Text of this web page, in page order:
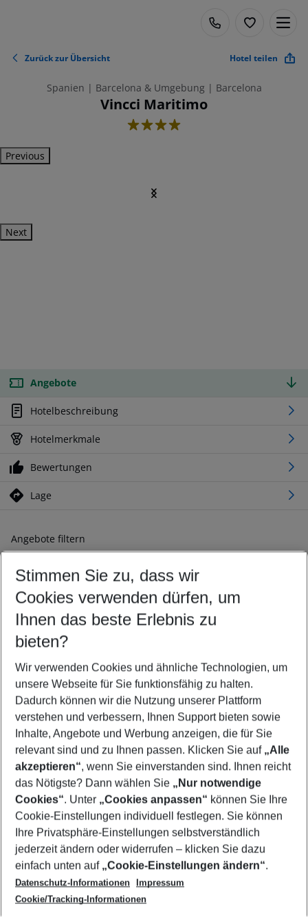
Zurück zur Übersicht Hotel teilen
Spanien | Barcelona & Umgebung | Barcelona
Vincci Maritimo
4
Previous
Next
Angebote
Hotelbeschreibung
Hotelmerkmale
Bewertungen
Lage
Angebote filtern
Ändern Sie Ihre Kriterien nach Ihren Wünschen
Abflughafen wählen
Beliebiger Abflughafen
Reisezeitraum wählen
12.08.26– 10.08.27 5-8 Nächte
2 Erwachsene Keine Kinder
Mehr Filter anzeigen
Footer
Footer navigation
Über uns
AGB
Cookie-Einstellungen ändern
Cookie-Richtlinie
Datenschutz
Service & Hilfe
Barrierefreies Reisen
Check-in
Folgen Sie uns
Stimmen Sie zu, dass wir
Cookies verwenden dürfen, um
Ihnen das beste Erlebnis zu
bieten?
Wir verwenden Cookies und ähnliche Technologien, um
unsere Webseite für Sie funktionsfähig zu halten.
Dadurch können wir die Nutzung unserer Plattform
verstehen und verbessern, Ihnen Support bieten sowie
Inhalte, Angebote und Werbung anzeigen, die für Sie
relevant sind und zu Ihnen passen. Klicken Sie auf „Alle
akzeptieren“, wenn Sie einverstanden sind. Ihnen reicht
das Nötigste? Dann wählen Sie „Nur notwendige
Cookies“. Unter „Cookies anpassen“ können Sie Ihre
Cookie-Einstellungen individuell festlegen. Sie können
Ihre Privatsphäre-Einstellungen selbstverständlich
jederzeit ändern oder widerrufen – klicken Sie dazu
einfach unten auf „Cookie-Einstellungen ändern“.
Datenschutz-Informationen
Impressum
Cookie/Tracking-Informationen